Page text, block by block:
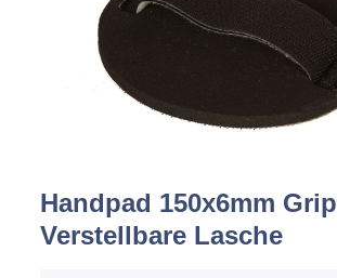
Beschichten
Spachteln
Kernmaterial
Handpad 150x6mm Grip
Verstellbare Lasche